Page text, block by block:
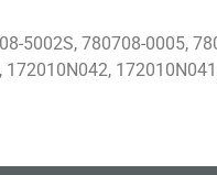
5002S, 780708-0005,
172010N042,